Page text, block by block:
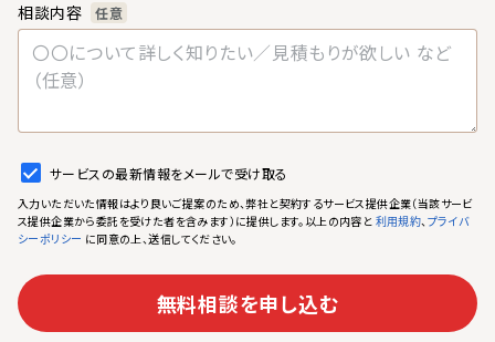
相談内容 任意
サービスの最新情報をメールで受け取る
入力いただいた情報はより良いご提案のため、弊社と契約するサービス提供企業（当該サービ
ス提供企業から委託を受けた者を含みます）に提供します。以上の内容と 利用規約、プライバ
シーポリシー に同意の上、送信してください。
無料相談を申し込む